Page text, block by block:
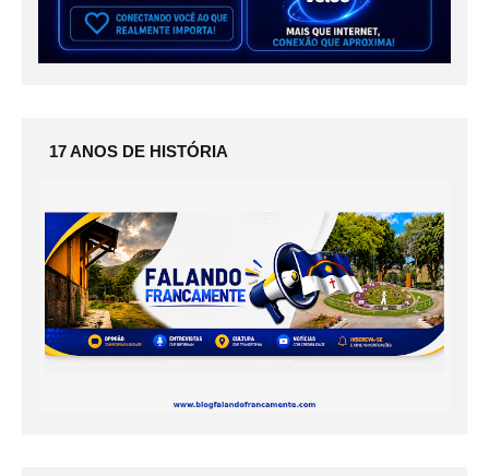
17 ANOS DE HISTÓRIA